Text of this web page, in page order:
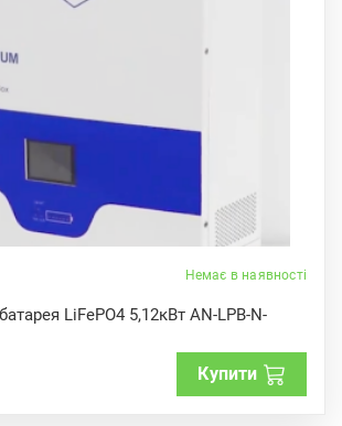
Немає в наявності
LiFePO4 5,12кВт AN-LPB-N-
Купити